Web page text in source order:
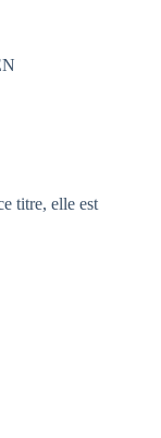
titre, elle est